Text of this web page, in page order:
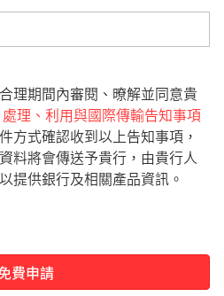
理期間內審閱、暸解並同意貴
理、利用與國際傳輸告知事項
方式確認收到以上告知事項，
料將會傳送予貴行，由貴行人
提供銀行及相關產品資訊。
費申請